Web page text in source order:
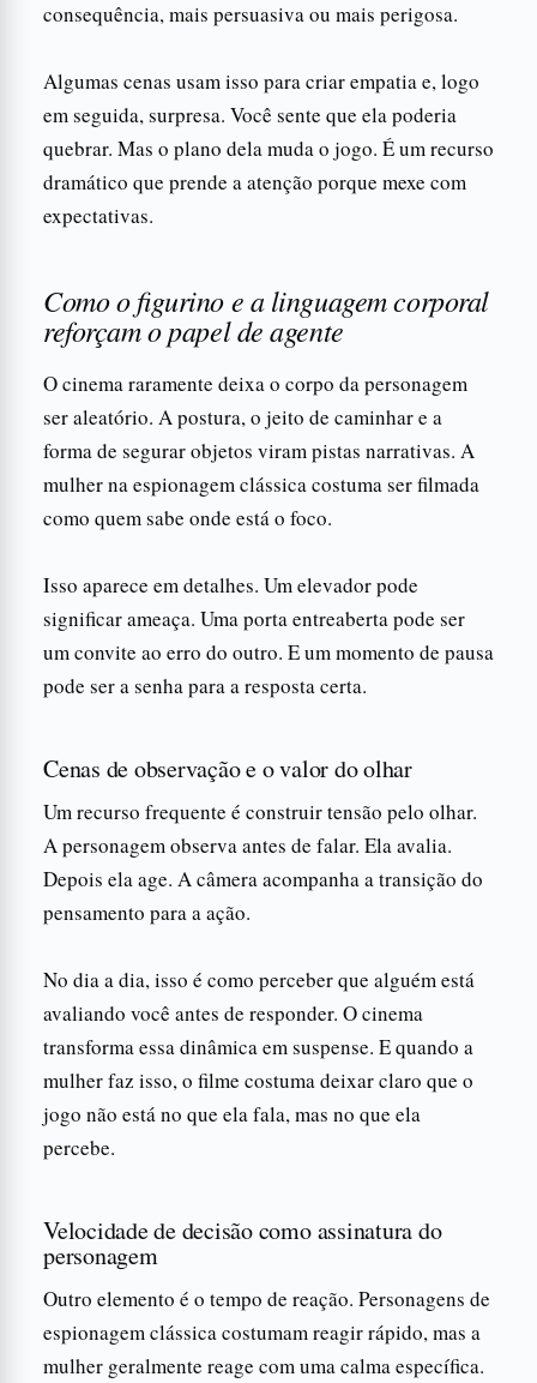
consequência, mais persuasiva ou mais perigosa.
Algumas cenas usam isso para criar empatia e, logo
em seguida, surpresa. Você sente que ela poderia
quebrar. Mas o plano dela muda o jogo. É um recurso
dramático que prende a atenção porque mexe com
expectativas.
Como o figurino e a linguagem corporal
reforçam o papel de agente
O cinema raramente deixa o corpo da personagem
ser aleatório. A postura, o jeito de caminhar e a
forma de segurar objetos viram pistas narrativas. A
mulher na espionagem clássica costuma ser filmada
como quem sabe onde está o foco.
Isso aparece em detalhes. Um elevador pode
significar ameaça. Uma porta entreaberta pode ser
um convite ao erro do outro. E um momento de pausa
pode ser a senha para a resposta certa.
Cenas de observação e o valor do olhar
Um recurso frequente é construir tensão pelo olhar.
A personagem observa antes de falar. Ela avalia.
Depois ela age. A câmera acompanha a transição do
pensamento para a ação.
No dia a dia, isso é como perceber que alguém está
avaliando você antes de responder. O cinema
transforma essa dinâmica em suspense. E quando a
mulher faz isso, o filme costuma deixar claro que o
jogo não está no que ela fala, mas no que ela
percebe.
Velocidade de decisão como assinatura do
personagem
Outro elemento é o tempo de reação. Personagens de
espionagem clássica costumam reagir rápido, mas a
mulher geralmente reage com uma calma específica.